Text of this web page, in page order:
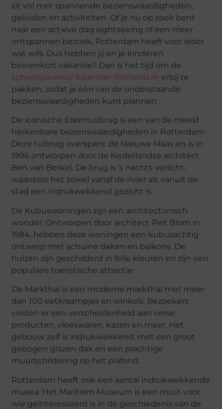
zit vol met spannende bezienswaardigheden,
geluiden en activiteiten. Of je nu op zoek bent
naar een actieve dag sightseeing of een meer
ontspannen bezoek, Rotterdam heeft voor ieder
wat wils. Dus hebben jij en je kinderen
binnenkort vakantie? Dan is het tijd om de
schoolvakantie kalender Rotterdam erbij te
pakken, zodat je één van de onderstaande
bezienswaardigheden kunt plannen.
De iconische Erasmusbrug is een van de meest
herkenbare bezienswaardigheden in Rotterdam.
Deze tuibrug overspant de Nieuwe Maas en is in
1996 ontworpen door de Nederlandse architect
Ben van Berkel. De brug is ’s nachts verlicht,
waardoor het zowel vanaf de rivier als vanuit de
stad een indrukwekkend gezicht is.
De Kubuswoningen zijn een architectonisch
wonder. Ontworpen door architect Piet Blom in
1984, hebben deze woningen een kubusachtig
ontwerp met schuine daken en balkons. De
huizen zijn geschilderd in felle kleuren en zijn een
populaire toeristische attractie.
De Markthal is een moderne markthal met meer
dan 100 eetkraampjes en winkels. Bezoekers
vinden er een verscheidenheid aan verse
producten, vleeswaren, kazen en meer. Het
gebouw zelf is indrukwekkend, met een groot
gebogen glazen dak en een prachtige
muurschildering op het plafond.
Rotterdam heeft ook een aantal indrukwekkende
musea. Het Maritiem Museum is een must voor
wie geïnteresseerd is in de geschiedenis van de